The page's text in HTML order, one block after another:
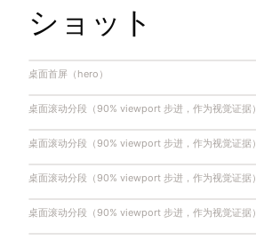
ショット
桌面首屏（hero）
桌面滚动分段（90% viewport 步进，作为视觉证据）
桌面滚动分段（90% viewport 步进，作为视觉证据）
桌面滚动分段（90% viewport 步进，作为视觉证据）
桌面滚动分段（90% viewport 步进，作为视觉证据）